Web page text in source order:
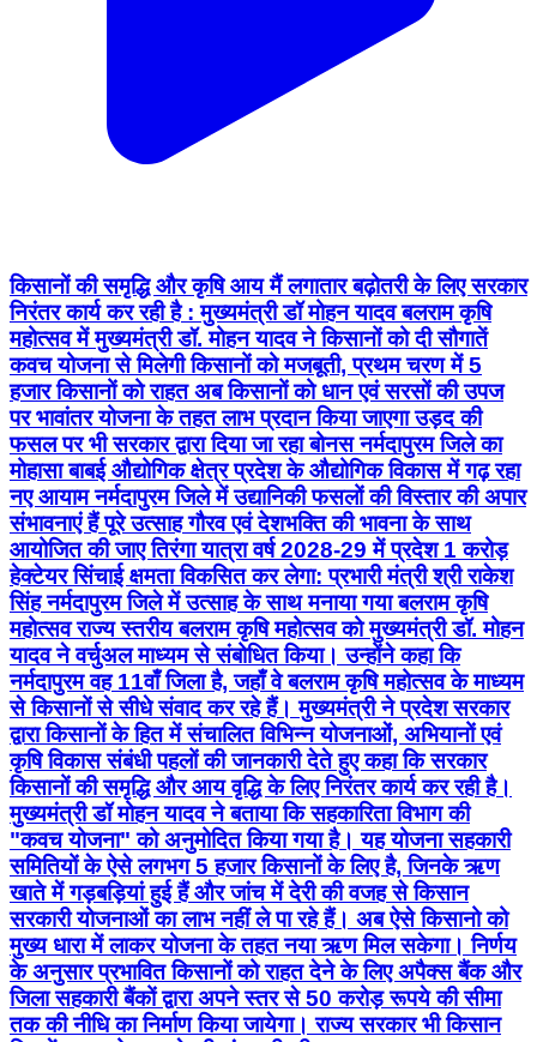
किसानों की समृद्धि और कृषि आय मैं लगातार बढ़ोतरी के लिए सरकार
निरंतर कार्य कर रही है : मुख्यमंत्री डॉ मोहन यादव बलराम कृषि
महोत्सव में मुख्यमंत्री डॉ. मोहन यादव ने किसानों को दी सौगातें
कवच योजना से मिलेगी किसानों को मजबूती, प्रथम चरण में 5
हजार किसानों को राहत अब किसानों को धान एवं सरसों की उपज
पर भावांतर योजना के तहत लाभ प्रदान किया जाएगा उड़द की
फसल पर भी सरकार द्वारा दिया जा रहा बोनस नर्मदापुरम जिले का
मोहासा बाबई औद्योगिक क्षेत्र प्रदेश के औद्योगिक विकास में गढ़ रहा
नए आयाम नर्मदापुरम जिले में उद्यानिकी फसलों की विस्तार की अपार
संभावनाएं हैं पूरे उत्साह गौरव एवं देशभक्ति की भावना के साथ
आयोजित की जाए तिरंगा यात्रा वर्ष 2028-29 में प्रदेश 1 करोड़
हेक्टेयर सिंचाई क्षमता विकसित कर लेगा: प्रभारी मंत्री श्री राकेश
सिंह नर्मदापुरम जिले में उत्साह के साथ मनाया गया बलराम कृषि
महोत्सव राज्य स्तरीय बलराम कृषि महोत्सव को मुख्यमंत्री डॉ. मोहन
यादव ने वर्चुअल माध्यम से संबोधित किया। उन्होंने कहा कि
नर्मदापुरम वह 11वाँ जिला है, जहाँ वे बलराम कृषि महोत्सव के माध्यम
से किसानों से सीधे संवाद कर रहे हैं। मुख्यमंत्री ने प्रदेश सरकार
द्वारा किसानों के हित में संचालित विभिन्न योजनाओं, अभियानों एवं
कृषि विकास संबंधी पहलों की जानकारी देते हुए कहा कि सरकार
किसानों की समृद्धि और आय वृद्धि के लिए निरंतर कार्य कर रही है।
मुख्यमंत्री डॉ मोहन यादव ने बताया कि सहकारिता विभाग की
"कवच योजना" को अनुमोदित किया गया है। यह योजना सहकारी
समितियों के ऐसे लगभग 5 हजार किसानों के लिए है, जिनके ऋण
खाते में गड़बड़ियां हुई हैं और जांच में देरी की वजह से किसान
सरकारी योजनाओं का लाभ नहीं ले पा रहे हैं। अब ऐसे किसानो को
मुख्य धारा में लाकर योजना के तहत नया ऋण मिल सकेगा। निर्णय
के अनुसार प्रभावित किसानों को राहत देने के लिए अपैक्स बैंक और
जिला सहकारी बैंकों द्वारा अपने स्तर से 50 करोड़ रूपये की सीमा
तक की नीधि का निर्माण किया जायेगा। राज्य सरकार भी किसान